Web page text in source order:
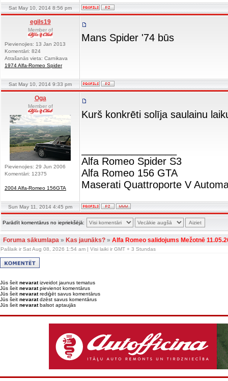
Sat May 10, 2014 8:56 pm
egils19
Member of
Pievienojies: 13 Jan 2013
Komentāri: 824
Atrašanās vieta: Carnikava
1974 Alfa-Romeo Spider
Mans Spider '74 būs
Sat May 10, 2014 9:33 pm
Oga
Member of
Pievienojies: 29 Jun 2006
Komentāri: 12375
2004 Alfa-Romeo 156GTA
Kurš konkrēti solīja saulainu
Alfa Romeo Spider S3
Alfa Romeo 156 GTA
Maserati Quattroporte V
Sun May 11, 2014 4:45 pm
Parādīt komentārus no iepriekšējā:
Foruma sākumlapa»Kas jaunāks?»Alfa Romeo salidojums Mežotnē
Pašlaik ir Sat Aug 08, 2026 1:54 am | Visi laiki ir GMT + 3 Stundas
Jūs šeit nevaratizveidot jaunus tematus
Jūs šeit nevaratpievienot komentārus
Jūs šeit nevaratrediģēt savus komentārus
Jūs šeit nevaratdzēst savus komentārus
Jūs šeit nevaratbalsot aptaujās